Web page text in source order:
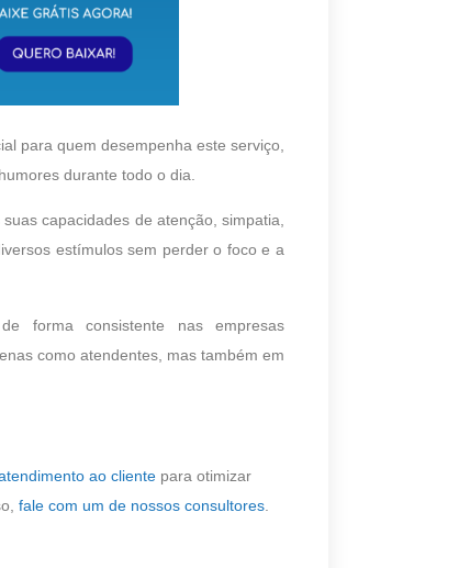
para quem desempenha este serviço,
durante todo o dia.
capacidades de atenção, simpatia,
estímulos sem perder o foco e a
forma consistente nas empresas
como atendentes, mas também em
ao cliente para otimizar
fale com um de nossos consultores